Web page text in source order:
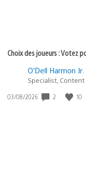
Choix des joueurs : Votez
O’Dell Harmon Jr.
Specialist, Content
Date
03/08/2026 2 10